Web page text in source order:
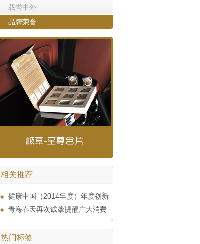
载誉中外
品牌荣誉
相关推荐
健康中国（2014年度）年度创新
青海春天再次诚挚提醒广大消费
热门标签